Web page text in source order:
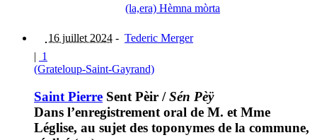
(la,era) Hèmna mòrta
16 juillet 2024 - Tederic Merger
| 1
(Grateloup-Saint-Gayrand)
Saint Pierre Sent Pèir /Sén Pèÿ
Dans l’enregistrement oral de M. et Mme
Léglise, au sujet des toponymes de la commune,